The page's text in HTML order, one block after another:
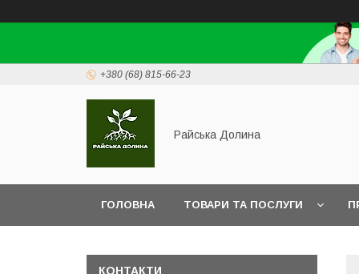
+380 (68) 815-66-23
Райська Долина
ГОЛОВНА ТОВАРИ ТА ПОСЛУГИ
КОНТАКТИ